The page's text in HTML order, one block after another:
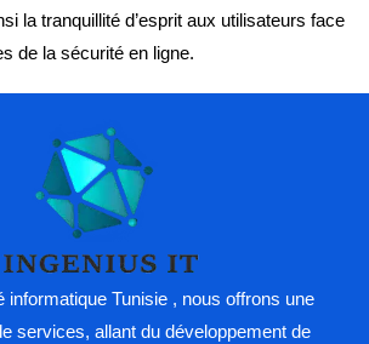
la tranquillité d’esprit aux utilisateurs face
de la sécurité en ligne.
informatique Tunisie , nous offrons une
services, allant du développement de